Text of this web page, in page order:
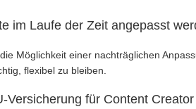
im Laufe der Zeit angepasst
Möglichkeit einer nachträglichen
flexibel zu bleiben.
Versicherung für Content